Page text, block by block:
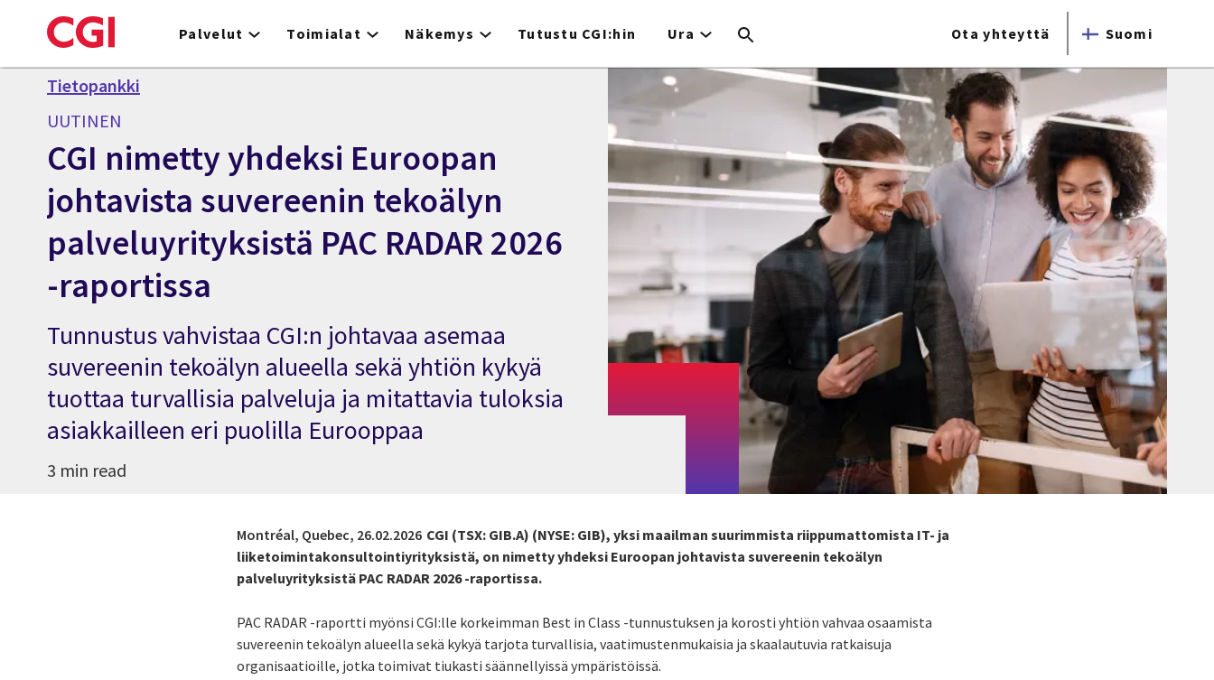
to
content
Palvelut Toimialat Näkemys Tutustu CGI:hin Ura Ota yhteyttä Suomi
Tietopankki
UUTINEN
CGI nimetty yhdeksi Euroopan
johtavista suvereenin tekoälyn
palveluyrityksistä PAC RADAR 2026
-raportissa
Tunnustus vahvistaa CGI:n johtavaa asemaa
suvereenin tekoälyn alueella sekä yhtiön kykyä
tuottaa turvallisia palveluja ja mitattavia tuloksia
asiakkailleen eri puolilla Eurooppaa
3 min read
Montréal, Quebec, 26.02.2026 CGI (TSX: GIB.A) (NYSE: GIB), yksi maailman suurimmista riippumattomista IT- ja
liiketoimintakonsultointiyrityksistä, on nimetty yhdeksi Euroopan johtavista suvereenin tekoälyn
palveluyrityksistä PAC RADAR 2026 -raportissa.
PAC RADAR -raportti myönsi CGI:lle korkeimman Best in Class -tunnustuksen ja korosti yhtiön vahvaa osaamista
suvereenin tekoälyn alueella sekä kykyä tarjota turvallisia, vaatimustenmukaisia ja skaalautuvia ratkaisuja
organisaatioille, jotka toimivat tiukasti säännellyissä ympäristöissä.